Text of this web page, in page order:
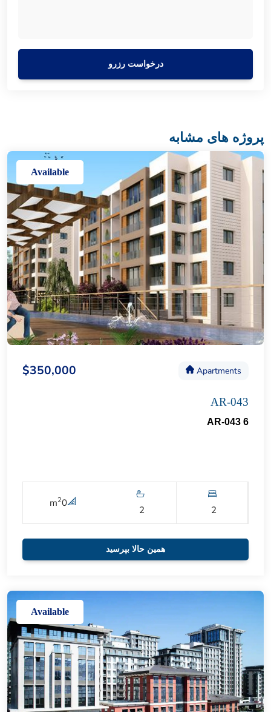
درخواست رزرو
پروژه های مشابه
Available
Apartments
$350,000
AR-043
AR-043 6
2
2
0
m2
همین حالا بپرسید
Available